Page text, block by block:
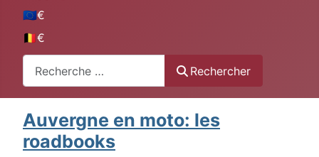
🇪🇺€
🇧🇪€
Rechercher
Auvergne en moto: les
roadbooks